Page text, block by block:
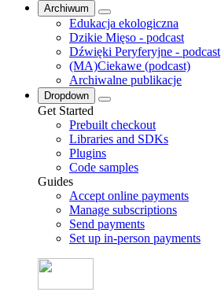
Archiwum
Edukacja ekologiczna
Dzikie Mięso - podcast
Dźwięki Peryferyjne - podcast
(MA)Ciekawe (podcast)
Archiwalne publikacje
Dropdown
Get Started
Prebuilt checkout
Libraries and SDKs
Plugins
Code samples
Guides
Accept online payments
Manage subscriptions
Send payments
Set up in-person payments